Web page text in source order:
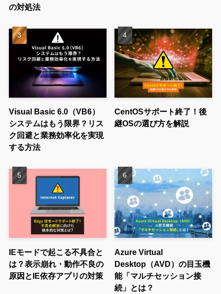
の対処法
Visual Basic 6.0（VB6）
システムはもう限界？リス
ク回避と業務効率化を実現
する方法
CentOSサポート終了！後
継OSの選び方を解説
IEモードで起こる不具合と
は？表示崩れ・動作不良の
原因とIE依存アプリの対策
Azure Virtual
Desktop（AVD）の目玉機
能「マルチセッション接
続」とは？